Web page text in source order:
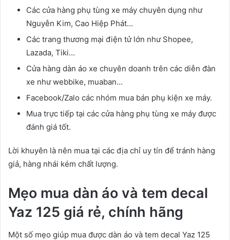
Các cửa hàng phụ tùng xe máy chuyên dụng như
Nguyễn Kim, Cao Hiệp Phát…
Các trang thương mại điện tử lớn như Shopee,
Lazada, Tiki…
Cửa hàng dàn áo xe chuyên doanh trên các diễn đàn
xe như webbike, muaban…
Facebook/Zalo các nhóm mua bán phụ kiện xe máy.
Mua trực tiếp tại các cửa hàng phụ tùng xe máy được
đánh giá tốt.
Lời khuyên là nên mua tại các địa chỉ uy tín để tránh hàng
giả, hàng nhái kém chất lượng.
Mẹo mua dàn áo và tem decal
Yaz 125 giá rẻ, chính hãng
Một số mẹo giúp mua được dàn áo và tem decal Yaz 125